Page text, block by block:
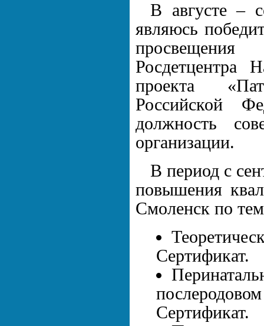
В августе –
являюсь
Росдетцентра
проекта
Российской
должность
организации.
В период с
повышения
Смоленск по
Сертификат.
Сертификат.